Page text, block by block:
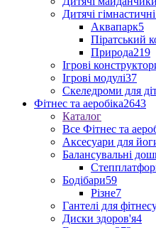
Дитячі
Аквапарк5
Піратський
Природа219
Ігрові
Ігрові модулі37
Скеледроми для
Фітнес та аеробіка2643
Каталог
Все Фітнес та
Аксесуари для
Балансувальні
Бодібари59
Різне7
Гантелі для
Диски здоров'я4